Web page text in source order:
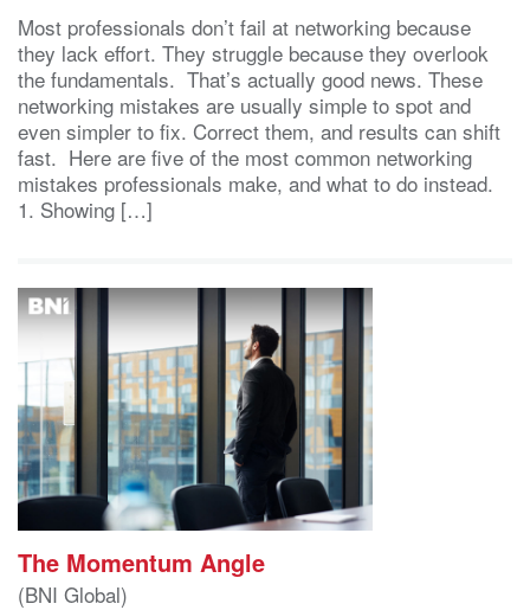
Most professionals don’t fail at networking because
they lack effort. They struggle because they overlook
the fundamentals. That’s actually good news. These
networking mistakes are usually simple to spot and
even simpler to fix. Correct them, and results can shift
fast. Here are five of the most common networking
mistakes professionals make, and what to do instead.
1. Showing […]
The Momentum Angle
(BNI Global)